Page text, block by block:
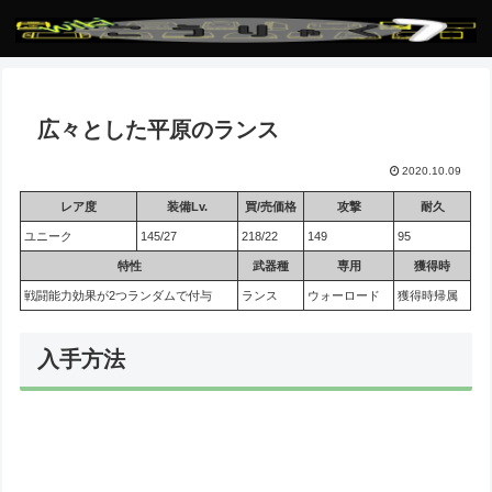
広々とした平原のランス
2020.10.09
レア度 装備Lv. 買/売価格 攻撃 耐久
ユニーク 145/27 218/22 149 95
特性 武器種 専用 獲得時
戦闘能力効果が2つランダムで付与 ランス ウォーロード 獲得時帰属
入手方法